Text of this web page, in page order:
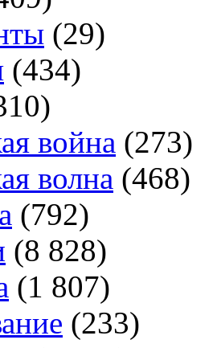
(29)
(434)
война (273)
волна (468)
(792)
(8 828)
(1 807)
(233)